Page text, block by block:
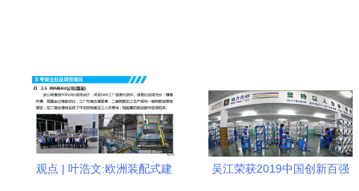
观点 | 叶浩文:欧洲装配式建
吴江荣获2019中国创新百强